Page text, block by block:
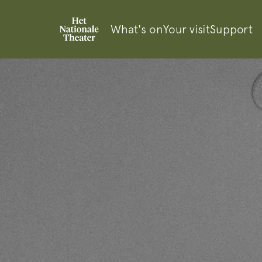
What's onYour visitSupport